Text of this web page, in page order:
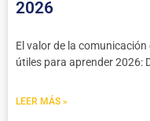
2026
El valor de la
útiles para aprender 2026:
LEER MÁS »